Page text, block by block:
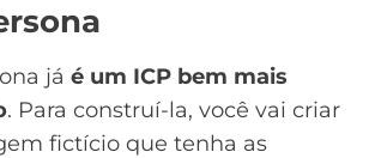
já é um ICP bem mais
. Para construí-la, você vai criar
fictício que tenha as